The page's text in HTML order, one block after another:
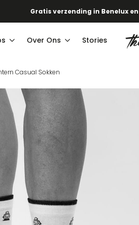
Gratis verzending in Benelux
Over Ons Stories
Casual Sokken